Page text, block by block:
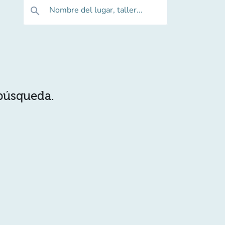
search Nombre del lugar, taller...